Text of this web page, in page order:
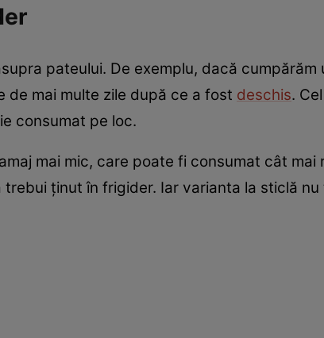
pateului. De exemplu, dacă
de mai multe zile după ce a fost deschis.
consumat pe loc.
mai mic, care poate fi consumat cât
ținut în frigider. Iar varianta la sticlă